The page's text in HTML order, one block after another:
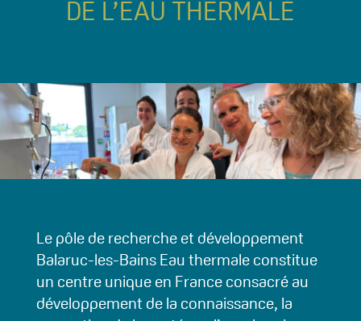
DE L’EAU THERMALE
Le pôle de recherche et développement
Balaruc-les-Bains Eau thermale constitue
un centre unique en France consacré au
développement de la connaissance, la